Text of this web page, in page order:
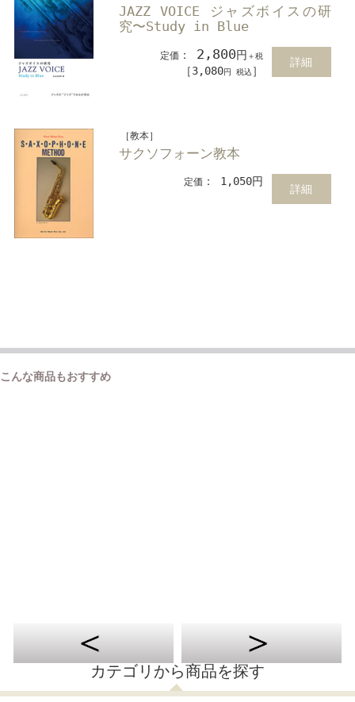
JAZZ VOICE ジャズボイスの研
究〜Study in Blue
定価 ： 2,800円 ＋税
［3,080円 税込 ］
詳細
［教本］
サクソフォーン教本
定価 ： 1,050円
詳細
こんな商品もおすすめ
カテゴリから商品を探す